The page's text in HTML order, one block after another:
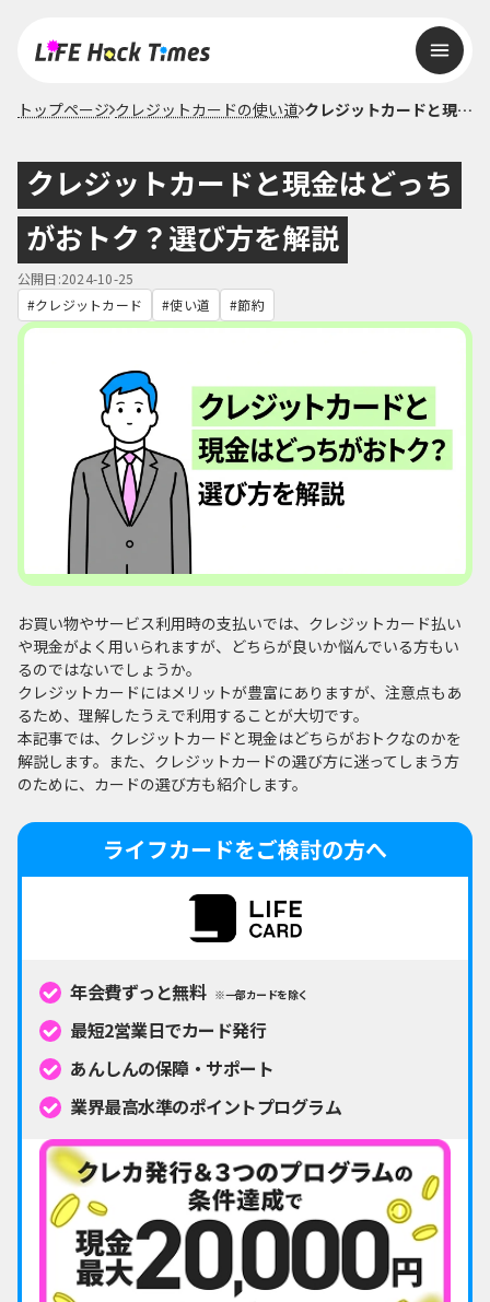
トップページ クレジットカードの使い道 クレジットカードと現金はどっちがおトク？選び方を解説
クレジットカードと現金はどっち
がおトク？選び方を解説
公開日:2024-10-25
クレジットカード
使い道 節約
お買い物やサービス利用時の支払いでは、クレジットカード払い
や現金がよく用いられますが、どちらが良いか悩んでいる方もい
るのではないでしょうか。
クレジットカードにはメリットが豊富にありますが、注意点もあ
るため、理解したうえで利用することが大切です。
本記事では、クレジットカードと現金はどちらがおトクなのかを
解説します。また、クレジットカードの選び方に迷ってしまう方
のために、カードの選び方も紹介します。
ライフカードをご検討の方へ
年会費ずっと無料 ※一部カードを除く
最短2営業日でカード発行
あんしんの保障・サポート
業界最高水準のポイントプログラム